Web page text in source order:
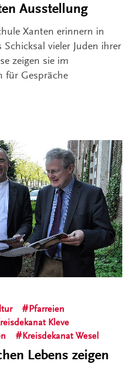
Ausstellung
Xanten erinnern in
vieler Juden ihrer
zeigen sie im
für Gespräche
Pfarreien
Kleve
Kreisdekanat Wesel
Lebens zeigen